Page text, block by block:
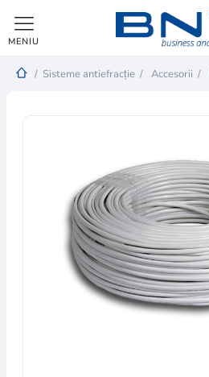
MENIU
/ Sisteme antiefracție / Accesorii /